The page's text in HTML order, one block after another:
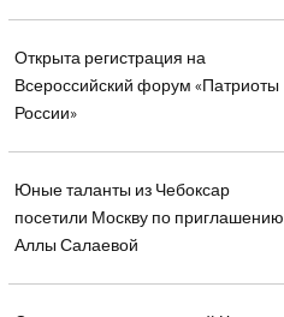
Открыта регистрация на
Всероссийский форум «Патриоты
России»
Юные таланты из Чебоксар
посетили Москву по приглашению
Аллы Салаевой